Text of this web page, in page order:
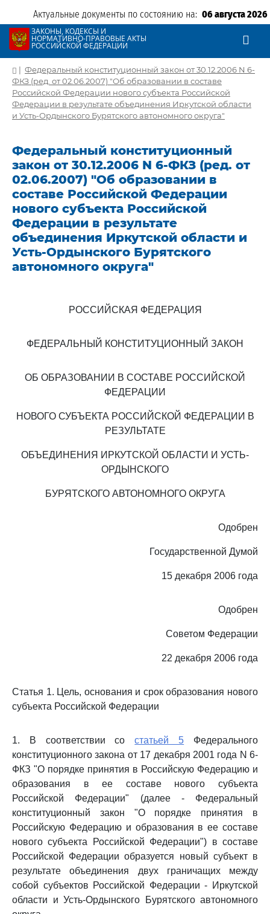
Актуальные документы по состоянию на: 06 августа 2026
ЗАКОНЫ, КОДЕКСЫ И
НОРМАТИВНО-ПРАВОВЫЕ АКТЫ
РОССИЙСКОЙ ФЕДЕРАЦИИ
| Федеральный конституционный закон от 30.12.2006 N 6-
ФКЗ (ред. от 02.06.2007) "Об образовании в составе
Российской Федерации нового субъекта Российской
Федерации в результате объединения Иркутской области
и Усть-Ордынского Бурятского автономного округа"
Федеральный конституционный
закон от 30.12.2006 N 6-ФКЗ (ред. от
02.06.2007) "Об образовании в
составе Российской Федерации
нового субъекта Российской
Федерации в результате
объединения Иркутской области и
Усть-Ордынского Бурятского
автономного округа"
РОССИЙСКАЯ ФЕДЕРАЦИЯ
ФЕДЕРАЛЬНЫЙ КОНСТИТУЦИОННЫЙ ЗАКОН
ОБ ОБРАЗОВАНИИ В СОСТАВЕ РОССИЙСКОЙ
ФЕДЕРАЦИИ
НОВОГО СУБЪЕКТА РОССИЙСКОЙ ФЕДЕРАЦИИ В
РЕЗУЛЬТАТЕ
ОБЪЕДИНЕНИЯ ИРКУТСКОЙ ОБЛАСТИ И УСТЬ-
ОРДЫНСКОГО
БУРЯТСКОГО АВТОНОМНОГО ОКРУГА
Одобрен
Государственной Думой
15 декабря 2006 года
Одобрен
Советом Федерации
22 декабря 2006 года
Статья 1. Цель, основания и срок образования нового
субъекта Российской Федерации
1. В соответствии состатьей 5 Федерального
конституционного закона от 17 декабря 2001 года N 6-
ФКЗ "О порядке принятия в Российскую Федерацию и
образования в ее составе нового субъекта
Российской Федерации" (далее - Федеральный
конституционный закон "О порядке принятия в
Российскую Федерацию и образования в ее составе
нового субъекта Российской Федерации") в составе
Российской Федерации образуется новый субъект в
результате объединения двух граничащих между
собой субъектов Российской Федерации - Иркутской
области и Усть-Ордынского Бурятского автономного